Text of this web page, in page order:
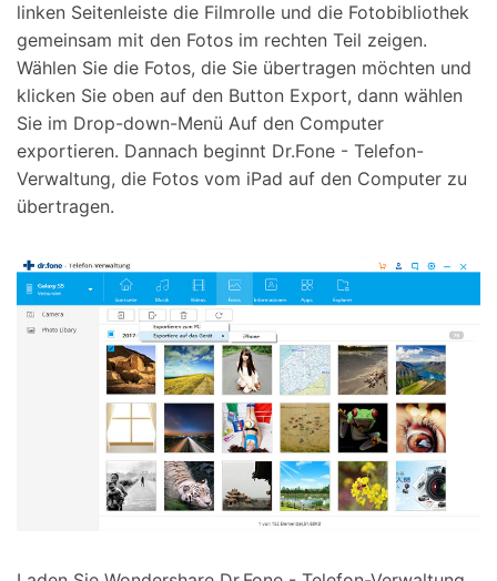
linken Seitenleiste die Filmrolle und die Fotobibliothek
gemeinsam mit den Fotos im rechten Teil zeigen.
Wählen Sie die Fotos, die Sie übertragen möchten und
klicken Sie oben auf den Button Export, dann wählen
Sie im Drop-down-Menü Auf den Computer
exportieren. Dannach beginnt Dr.Fone - Telefon-
Verwaltung, die Fotos vom iPad auf den Computer zu
übertragen.